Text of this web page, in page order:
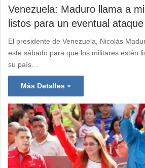
Venezuela: Maduro llama a
listos para un eventual
El presidente de Venezuela, Nicolás
este sábado para que los militares estén
su país…
Más Detalles »